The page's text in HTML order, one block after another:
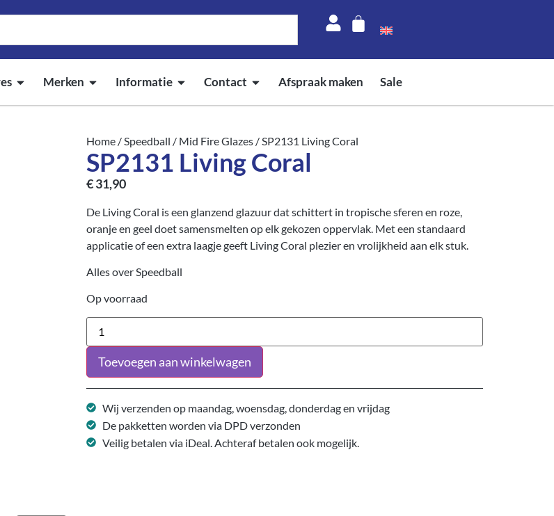
Merken Informatie Contact Afspraak maken Sale
Home /Speedball / Mid Fire Glazes / SP2131 Living Coral
SP2131 Living Coral
€31,90
De Living Coral is een glanzend glazuur dat schittert in tropische sferen en roze,
oranje en geel doet samensmelten op elk gekozen oppervlak. Met een standaard
applicatie of een extra laagje geeft Living Coral plezier en vrolijkheid aan elk stuk.
Alles over Speedball
Op voorraad
Toevoegen aan winkelwagen
Wij verzenden op maandag, woensdag, donderdag en vrijdag
De pakketten worden via DPD verzonden
Veilig betalen via iDeal. Achteraf betalen ook mogelijk.